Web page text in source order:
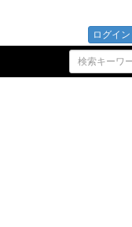
ログイン
新